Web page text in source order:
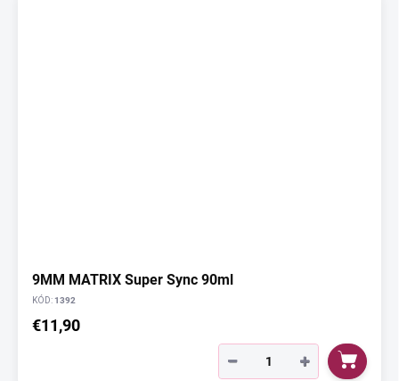
9MM MATRIX Super Sync 90ml
KÓD:1392
€11,90
+
−